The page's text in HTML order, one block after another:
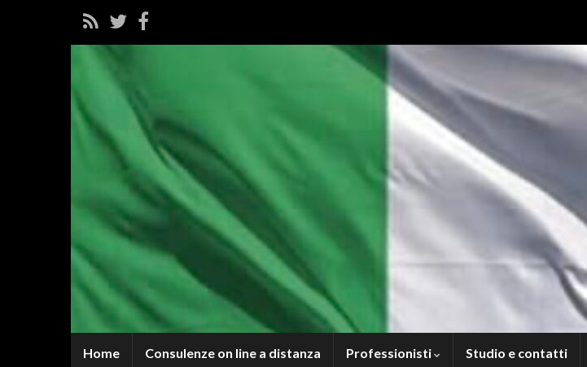
Home Consulenze on line a distanza Professionisti Studio e contatti